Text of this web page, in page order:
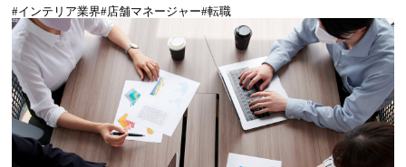
#インテリア業界#店舗マネージャー#転職